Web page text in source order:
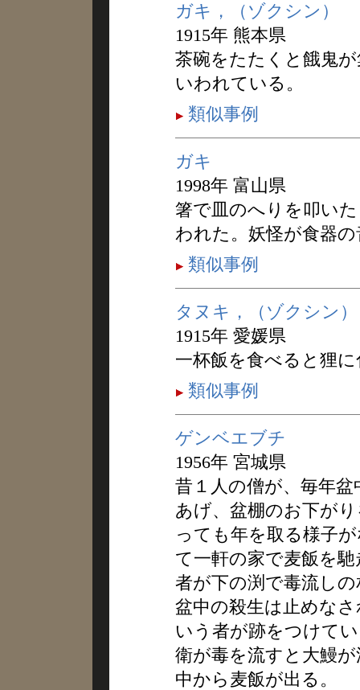
ガキ，（ゾクシン）
1915年 熊本県
茶碗をたたくと餓鬼
いわれている。
類似事例
ガキ
1998年 富山県
箸で皿のへりを叩い
われた。妖怪が食器
類似事例
タヌキ，（ゾクシン）
1915年 愛媛県
一杯飯を食べると狸
類似事例
ゲンベエブチ
1956年 宮城県
昔１人の僧が、毎年
あげ、盆棚のお下が
っても年を取る様子
て一軒の家で麦飯を
者が下の渕で毒流し
盆中の殺生は止めな
いう者が跡をつけて
衛が毒を流すと大鰻
中から麦飯が出る。